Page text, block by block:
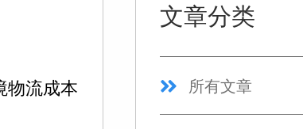
物流成本
文章分类
所有文章